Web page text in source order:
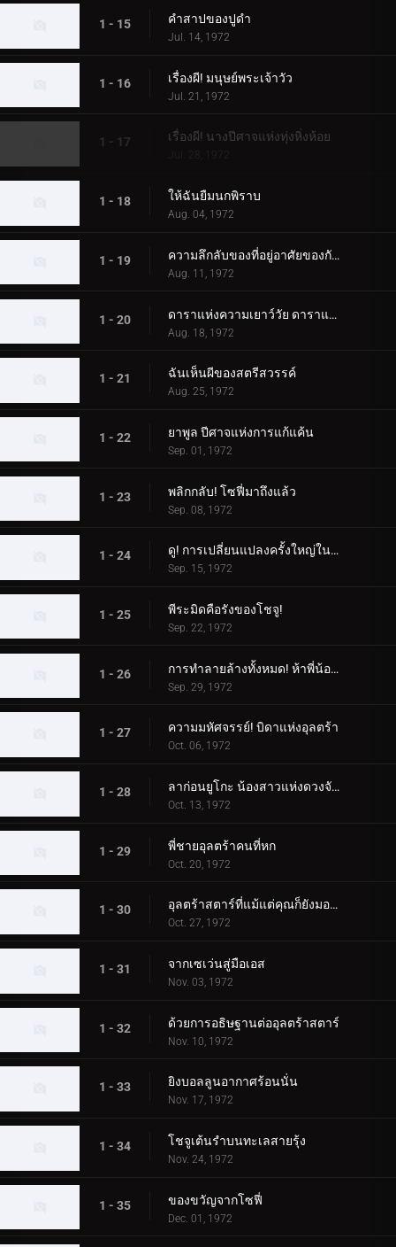
1 - 15 คำสาปของปูดำ
Jul. 14, 1972
1 - 16 เรื่องผี! มนุษย์พระเจ้าวัว
Jul. 21, 1972
1 - 17 เรื่องผี! นางปีศาจแห่งทุ่งหิ่งห้อย
Jul. 28, 1972
1 - 18 ให้ฉันยืมนกพิราบ
Aug. 04, 1972
1 - 19 ความลึกลับของที่อยู่อาศัยของกัปปะ
Aug. 11, 1972
1 - 20 ดาราแห่งความเยาว์วัย ดาราแห่งคู่รัก
Aug. 18, 1972
1 - 21 ฉันเห็นผีของสตรีสวรรค์
Aug. 25, 1972
1 - 22 ยาพูล ปีศาจแห่งการแก้แค้น
Sep. 01, 1972
1 - 23 พลิกกลับ! โซฟี่มาถึงแล้ว
Sep. 08, 1972
1 - 24 ดู! การเปลี่ยนแปลงครั้งใหญ่ในตอนกลางคืน
Sep. 15, 1972
1 - 25 พีระมิดคือรังของโชจู!
Sep. 22, 1972
1 - 26 การทำลายล้างทั้งหมด! ห้าพี่น้องอุลตร้า
Sep. 29, 1972
1 - 27 ความมหัศจรรย์! บิดาแห่งอุลตร้า
Oct. 06, 1972
1 - 28 ลาก่อนยูโกะ น้องสาวแห่งดวงจันทร์
Oct. 13, 1972
1 - 29 พี่ชายอุลตร้าคนที่หก
Oct. 20, 1972
1 - 30 อุลตร้าสตาร์ที่แม้แต่คุณก็ยังมองเห็น
Oct. 27, 1972
1 - 31 จากเซเว่นสู่มือเอส
Nov. 03, 1972
1 - 32 ด้วยการอธิษฐานต่ออุลตร้าสตาร์
Nov. 10, 1972
1 - 33 ยิงบอลลูนอากาศร้อนนั่น
Nov. 17, 1972
1 - 34 โชจูเต้นรำบนทะเลสายรุ้ง
Nov. 24, 1972
1 - 35 ของขวัญจากโซฟี่
Dec. 01, 1972